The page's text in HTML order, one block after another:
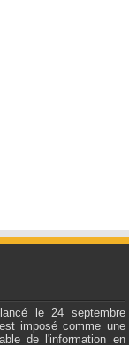
lancé le 24 septembre
imposé comme une
de l'information en